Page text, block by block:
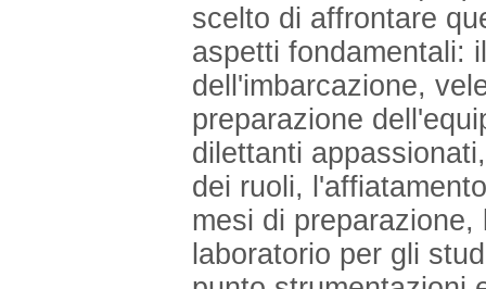
scelto di affrontare
aspetti fondamentali:
dell'imbarcazione,
preparazione
dilettanti
dei ruoli,
mesi di
laboratorio per gli